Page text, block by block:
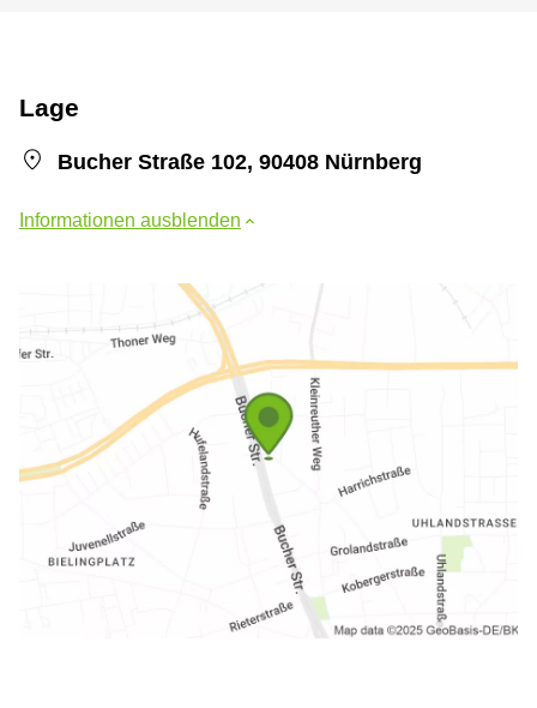
Lage
Bucher Straße 102, 90408 Nürnberg
Informationen ausblenden